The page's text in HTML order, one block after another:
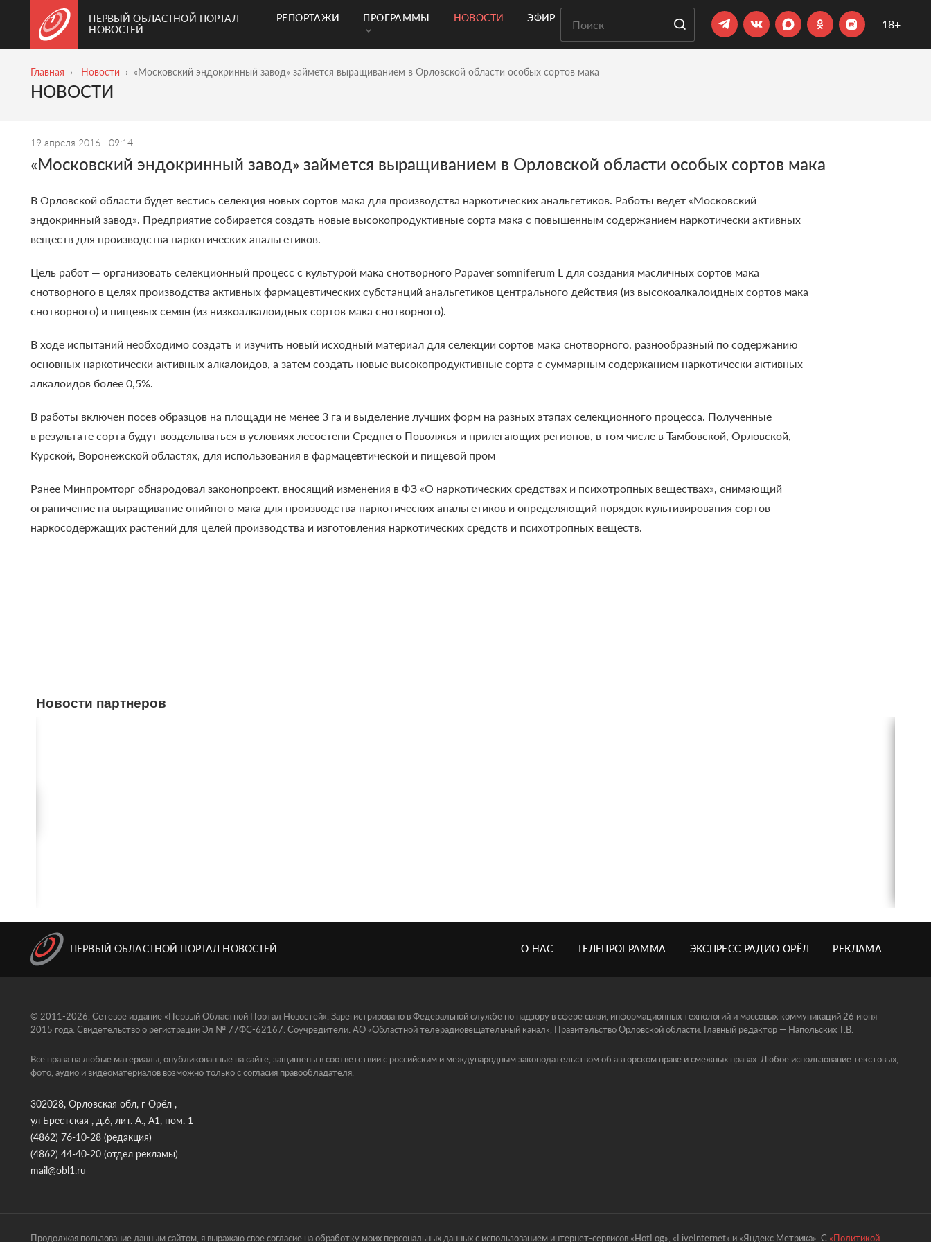
ПЕРВЫЙ ОБЛАСТНОЙ ПОРТАЛ
НОВОСТЕЙ
РЕПОРТАЖИ ПРОГРАММЫ НОВОСТИ ЭФИР 18+
Главная Новости «Московский эндокринный завод» займется выращиванием в Орловской области особых сортов мака
НОВОСТИ
19 апреля 2016 09:14
«Московский эндокринный завод» займется выращиванием в Орловской области особых сортов мака
В Орловской области будет вестись селекция новых сортов мака для производства наркотических анальгетиков. Работы ведет «Московский
эндокринный завод». Предприятие собирается создать новые высокопродуктивные сорта мака с повышенным содержанием наркотически активных
веществ для производства наркотических анальгетиков.
Цель работ — организовать селекционный процесс с культурой мака снотворного Papaver somniferum L для создания масличных сортов мака
снотворного в целях производства активных фармацевтических субстанций анальгетиков центрального действия (из высокоалкалоидных сортов мака
снотворного) и пищевых семян (из низкоалкалоидных сортов мака снотворного).
В ходе испытаний необходимо создать и изучить новый исходный материал для селекции сортов мака снотворного, разнообразный по содержанию
основных наркотически активных алкалоидов, а затем создать новые высокопродуктивные сорта с суммарным содержанием наркотически активных
алкалоидов более 0,5%.
В работы включен посев образцов на площади не менее 3 га и выделение лучших форм на разных этапах селекционного процесса. Полученные
в результате сорта будут возделываться в условиях лесостепи Среднего Поволжья и прилегающих регионов, в том числе в Тамбовской, Орловской,
Курской, Воронежской областях, для использования в фармацевтической и пищевой пром
Ранее Минпромторг обнародовал законопроект, вносящий изменения в ФЗ «О наркотических средствах и психотропных веществах», снимающий
ограничение на выращивание опийного мака для производства наркотических анальгетиков и определяющий порядок культивирования сортов
наркосодержащих растений для целей производства и изготовления наркотических средств и психотропных веществ.
Новости партнеров
ПЕРВЫЙ ОБЛАСТНОЙ ПОРТАЛ НОВОСТЕЙ О НАС ТЕЛЕПРОГРАММА ЭКСПРЕСС РАДИО ОРЁЛ РЕКЛАМА
© 2011-2026, Сетевое издание «Первый Областной Портал Новостей». Зарегистрировано в Федеральной службе по надзору в сфере связи, информационных технологий и массовых коммуникаций 26 июня
2015 года. Свидетельство о регистрации Эл № 77ФС-62167. Соучредители: АО «Областной телерадиовещательный канал», Правительство Орловской области. Главный редактор — Напольских Т.В.
Все права на любые материалы, опубликованные на сайте, защищены в соответствии с российским и международным законодательством об авторском праве и смежных правах. Любое использование текстовых,
фото, аудио и видеоматериалов возможно только с согласия правообладателя.
302028, Орловская обл, г Орёл ,
ул Брестская , д.6, лит. А., А1, пом. 1
(4862) 76-10-28 (редакция)
(4862) 44-40-20 (отдел рекламы)
mail@obl1.ru
Продолжая пользование данным сайтом, я выражаю свое согласие на обработку моих персональных данных с использованием интернет-сервисов «HotLog», «LiveInternet» и «Яндекс.Метрика». С«Политикой